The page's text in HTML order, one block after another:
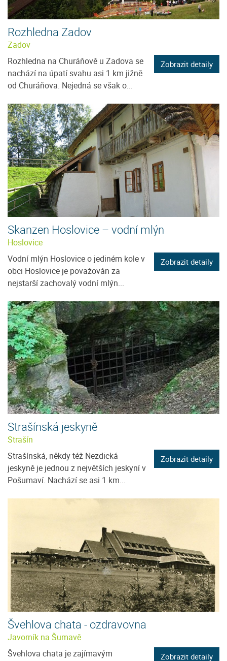
Rozhledna Zadov
Zadov
Rozhledna na Churáňově u Zadova se
nachází na úpatí svahu asi 1 km jižně
od Churáňova. Nejedná se však o...
Zobrazit detaily
Skanzen Hoslovice – vodní mlýn
Hoslovice
Vodní mlýn Hoslovice o jediném kole v
obci Hoslovice je považován za
nejstarší zachovalý vodní mlýn...
Zobrazit detaily
Strašínská jeskyně
Strašín
Strašínská, někdy též Nezdická
jeskyně je jednou z největších jeskyní v
Pošumaví. Nachází se asi 1 km...
Zobrazit detaily
Švehlova chata - ozdravovna
Javorník na Šumavě
Švehlova chata je zajímavým
Zobrazit detaily